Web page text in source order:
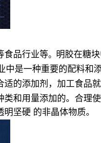
食品行业等。 明胶在糖
中是一种重要的配料和
的添加剂，加工食品
和用量添加的。合理
坚硬 的非晶体物质。